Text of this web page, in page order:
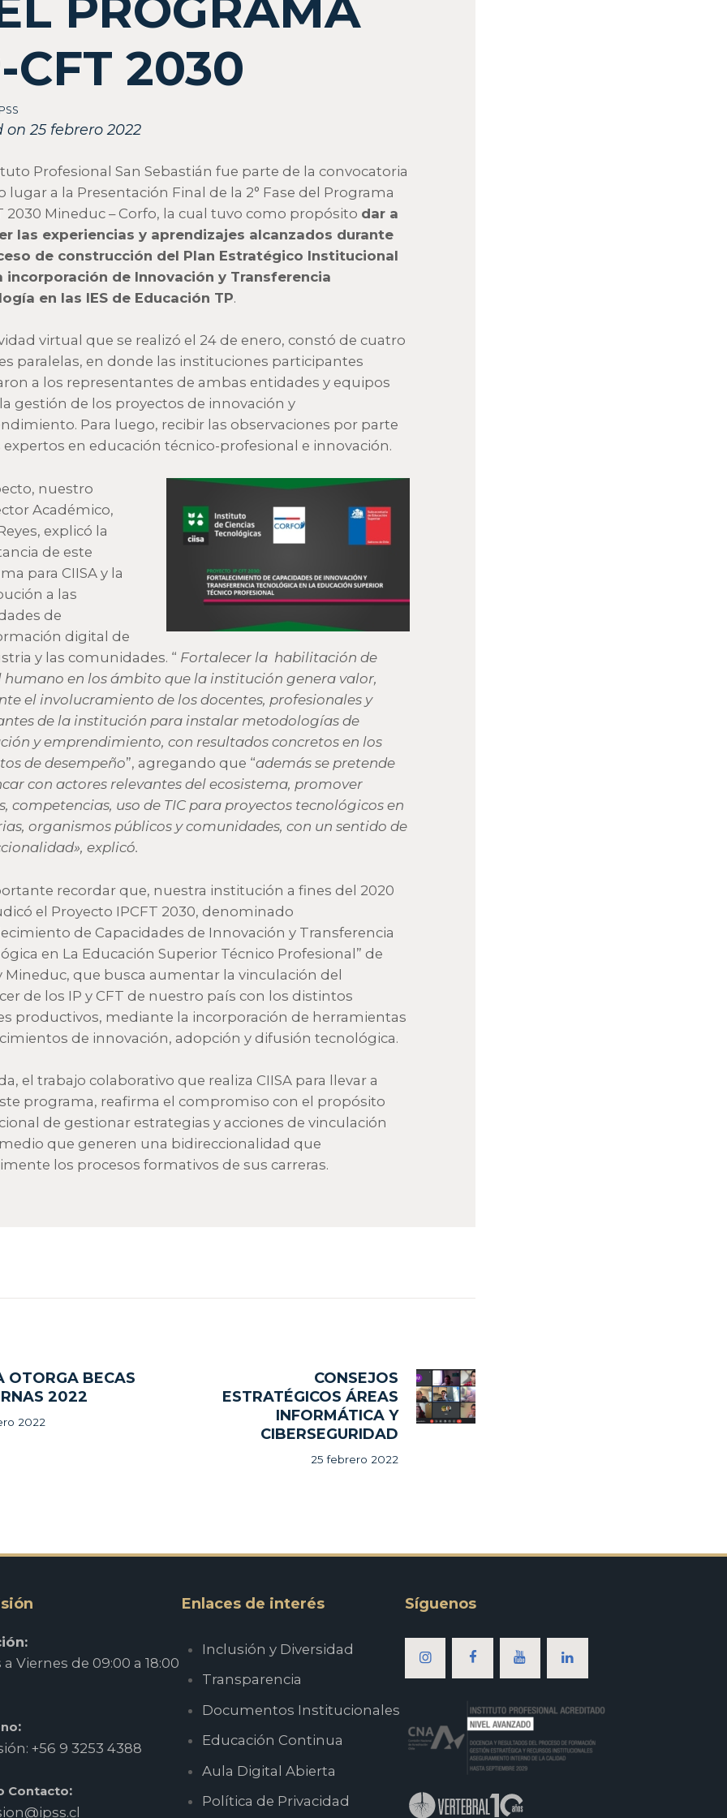
CFT 2030
on 25 febrero 2022
Profesional San Sebastián fue parte de la convocatoria
lugar a la Presentación Final de la 2° Fase del Programa
2030 Mineduc – Corfo, la cual tuvo como propósito dar a
las experiencias y aprendizajes alcanzados durante
de construcción del Plan Estratégico Institucional
incorporación de Innovación y Transferencia
en las IES de Educación TP.
virtual que se realizó el 24 de enero, constó de cuatro
paralelas, en donde las instituciones participantes
a los representantes de ambas entidades y equipos
la gestión de los proyectos de innovación y
Para luego, recibir las observaciones por parte
expertos en educación técnico-profesional e innovación.
nuestro
Académico,
explicó la
de este
para CIISA y la
a las
de
digital de
y las comunidades. “ Fortalecer la habilitación de
en los ámbito que la institución genera valor,
el involucramiento de los docentes, profesionales y
de la institución para instalar metodologías de
y emprendimiento, con resultados concretos en los
de desempeño”, agregando que “además se pretende
con actores relevantes del ecosistema, promover
competencias, uso de TIC para proyectos tecnológicos en
organismos públicos y comunidades, con un sentido de
explicó.
recordar que, nuestra institución a fines del 2020
el Proyecto IPCFT 2030, denominado
de Capacidades de Innovación y Transferencia
en La Educación Superior Técnico Profesional” de
Mineduc, que busca aumentar la vinculación del
de los IP y CFT de nuestro país con los distintos
productivos, mediante la incorporación de herramientas
de innovación, adopción y difusión tecnológica.
el trabajo colaborativo que realiza CIISA para llevar a
programa, reafirma el compromiso con el propósito
de gestionar estrategias y acciones de vinculación
que generen una bidireccionalidad que
los procesos formativos de sus carreras.
OTORGA BECAS
2022
2022
Next
post:
CONSEJOS
ESTRATÉGICOS ÁREAS
INFORMÁTICA Y
CIBERSEGURIDAD
25 febrero 2022
Viernes de 09:00 a 18:00
:
+56 9 3253 4388
Contacto:
Enlaces de interés
Inclusión y Diversidad
Transparencia
Documentos Institucionales
Educación Continua
Aula Digital Abierta
Política de Privacidad
Síguenos